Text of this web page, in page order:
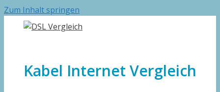
Zum Inhalt springen
Kabel Internet Vergleich